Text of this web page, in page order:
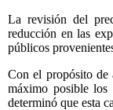
La revisión del
reducción en las
públicos
Con el propósito de
máximo posible los
determinó que esta